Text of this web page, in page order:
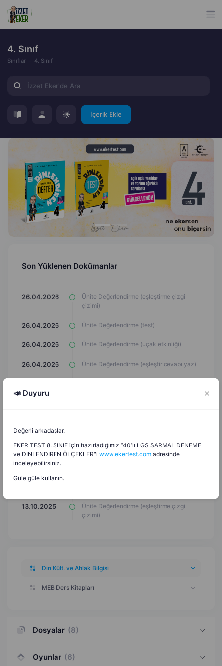
4. Sınıf
Sınıflar 4. Sınıf
İçerik Ekle
Son Yüklenen Dokümanlar
26.04.2026
Ünite Değerlendirme (eşleştirme çizgi
çizimi)
26.04.2026 Ünite Değerlendirme (test)
26.04.2026 Ünite Değerlendirme (uçak etkinliği)
26.04.2026 Ünite Değerlendirme (eşleştir cevabı yaz)
9.03.2026
28.12.2025
Günlük Hayatta Dini İfadeler Kelime Avı
13.10.2025
Ünite Değerlendirme (eşleştirme çizgi
çizimi)
Din Kült. ve Ahlak Bilgisi
MEB Ders Kitapları
Dosyalar (8)
Oyunlar (6)
📣 Duyuru
Değerli arkadaşlar.
EKER TEST 8. SINIF için hazırladığımız "40'lı LGS SARMAL DENEME
ve DİNLENDİREN ÖLÇEKLER"i www.ekertest.com adresinde
inceleyebilirsiniz.
Güle güle kullanın.